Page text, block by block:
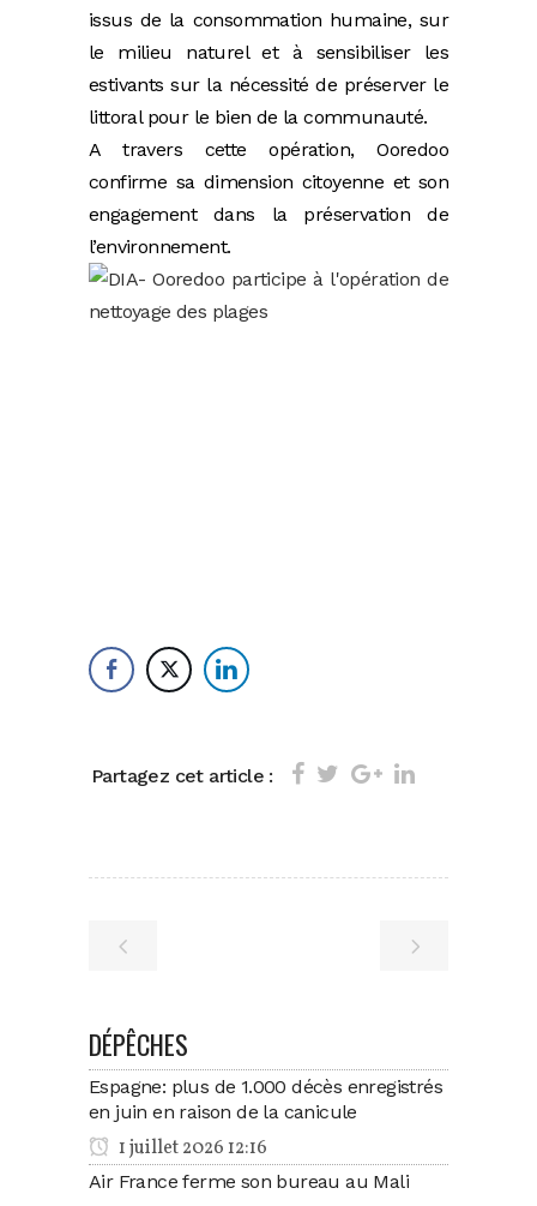
issus de la consommation humaine, sur
le milieu naturel et à sensibiliser les
estivants sur la nécessité de préserver le
littoral pour le bien de la communauté.
A travers cette opération, Ooredoo
confirme sa dimension citoyenne et son
engagement dans la préservation de
l’environnement.
Partagez cet article :
DÉPÊCHES
Espagne: plus de 1.000 décès enregistrés
en juin en raison de la canicule
1 juillet 2026 12:16
Air France ferme son bureau au Mali